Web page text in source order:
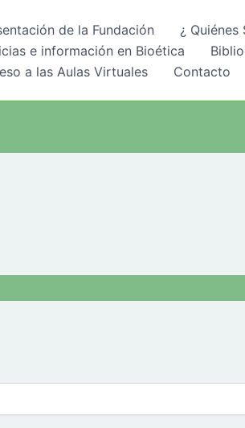
de la Fundación
¿ Quiénes
e información en Bioética
a las Aulas Virtuales
Contacto